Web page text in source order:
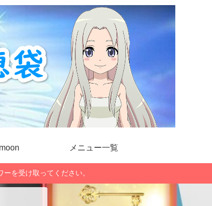
メニュー一覧
を受け取ってください。